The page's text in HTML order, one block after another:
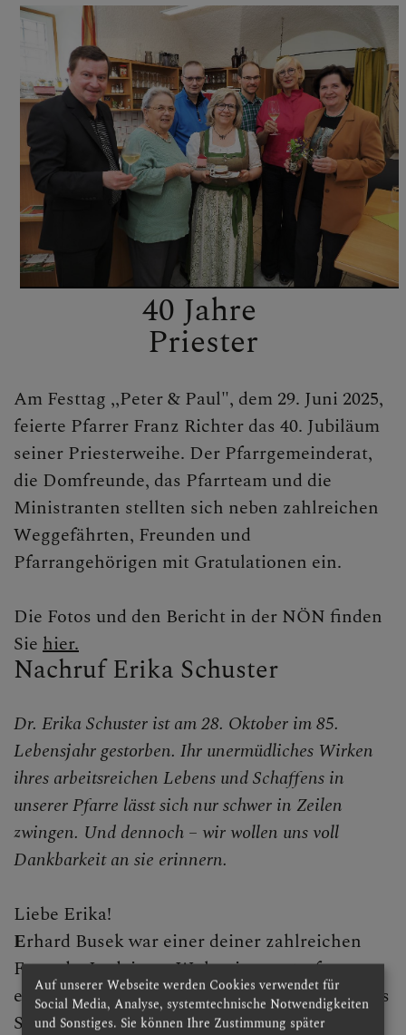
40 Jahre
Priester
Am Festtag ,,Peter & Paul", dem 29. Juni 2025,
feierte Pfarrer Franz Richter das 40. Jubiläum
seiner Priesterweihe. Der Pfarrgemeinderat,
die Domfreunde, das Pfarrteam und die
Ministranten stellten sich neben zahlreichen
Weggefährten, Freunden und
Pfarrangehörigen mit Gratulationen ein.
Die Fotos und den Bericht in der NÖN finden
Sie hier.
Nachruf Erika Schuster
Dr. Erika Schuster ist am 28. Oktober im 85.
Lebensjahr gestorben. Ihr unermüdliches Wirken
ihres arbeitsreichen Lebens und Schaffens in
unserer Pfarre lässt sich nur schwer in Zeilen
zwingen. Und dennoch – wir wollen uns voll
Dankbarkeit an sie erinnern.
Liebe Erika!
Erhard Busek war einer deiner zahlreichen
Freunde. In deinem Wohnzimmer trafen
einander „Gott und die Welt“. Während deines
Studiums (Deutsch, Philologie und
Auf unserer Webseite werden Cookies verwendet für
Social Media, Analyse, systemtechnische Notwendigkeiten
und Sonstiges. Sie können Ihre Zustimmung später